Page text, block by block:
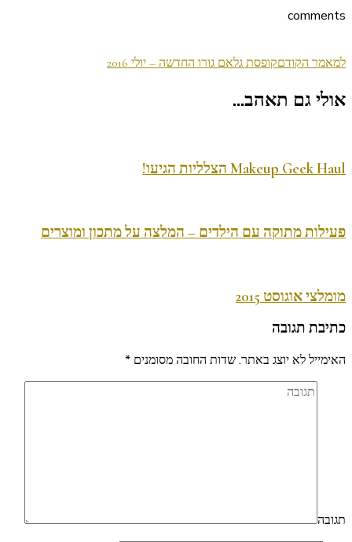
comments
ניווט
בפוסטים
למאמר הקודםקופסת גלאם גורו החדשה – יולי 2016
אולי גם תאהב...
Makeup Geek Haul הצלליות הגיעו!
פעילות מתוקה עם הילדים – המלצה על מתכון ומוצרים
מומלצי אוגוסט 2015
כתיבת תגובה
האימייל לא יוצג באתר.שדות החובה מסומנים *
תגובה